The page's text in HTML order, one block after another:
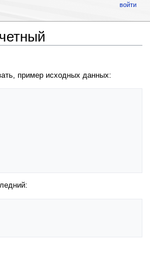
пример исходных данных:
войти